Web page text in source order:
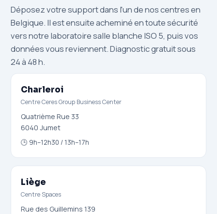
Déposez votre support dans l'un de nos centres en
Belgique. Il est ensuite acheminé en toute sécurité
vers notre laboratoire salle blanche ISO 5, puis vos
données vous reviennent. Diagnostic gratuit sous
24 à 48 h.
Charleroi
Centre Ceres Group Business Center
Quatrième Rue 33
6040 Jumet
🕒 9h–12h30 / 13h–17h
Liège
Centre Spaces
Rue des Guillemins 139